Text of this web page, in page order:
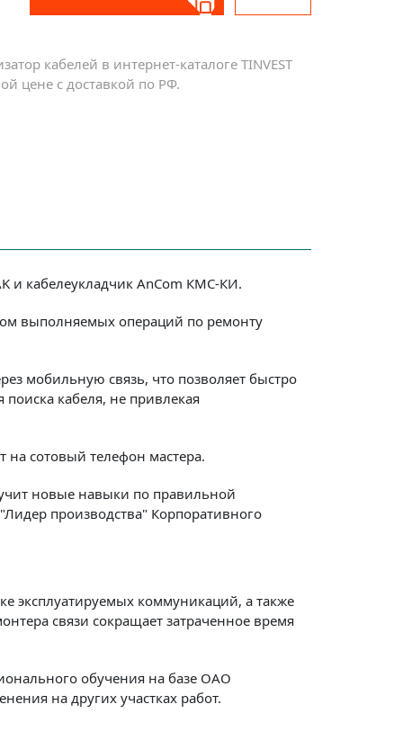
кабелей в интернет-каталоге TINVEST
цене с доставкой по РФ.
и кабелеукладчик AnCom КМС-КИ.
выполняемых операций по ремонту
мобильную связь, что позволяет быстро
кабеля, не привлекая
сотовый телефон мастера.
новые навыки по правильной
производства" Корпоративного
эксплуатируемых коммуникаций, а также
связи сокращает затраченное время
обучения на базе ОАО
на других участках работ.